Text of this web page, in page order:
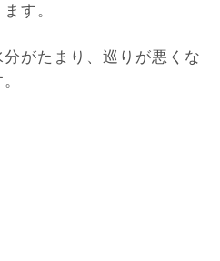
す。
がたまり、巡りが悪くな